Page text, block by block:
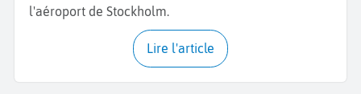
l'aéroport de Stockholm.
Lire l'article